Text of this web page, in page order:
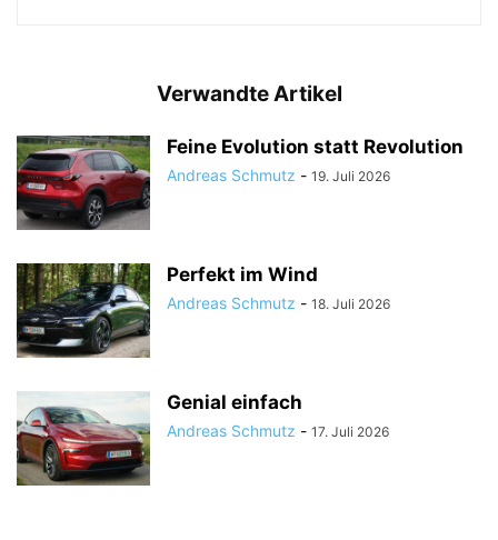
Verwandte Artikel
Feine Evolution statt Revolution
Andreas Schmutz - 19. Juli 2026
Perfekt im Wind
Andreas Schmutz - 18. Juli 2026
Genial einfach
Andreas Schmutz - 17. Juli 2026